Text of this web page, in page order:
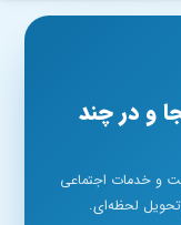
و در چند
و خدمات اجتماعی
لحظه‌ای.